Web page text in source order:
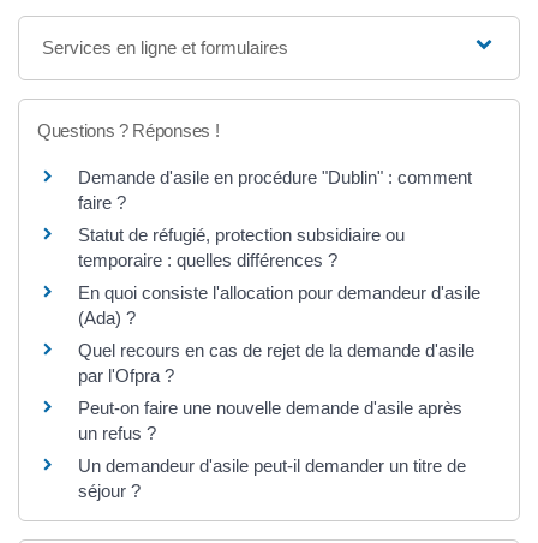
Services en ligne et formulaires
Questions ? Réponses !
Demande d'asile en procédure "Dublin" : comment
faire ?
Statut de réfugié, protection subsidiaire ou
temporaire : quelles différences ?
En quoi consiste l'allocation pour demandeur d'asile
(Ada) ?
Quel recours en cas de rejet de la demande d'asile
par l'Ofpra ?
Peut-on faire une nouvelle demande d'asile après
un refus ?
Un demandeur d'asile peut-il demander un titre de
séjour ?